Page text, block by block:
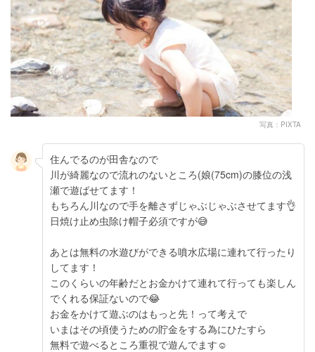
写真：PIXTA
住んでるのが田舎なので
川が綺麗なので流れのないところ(娘(75cm)の膝位の浅
瀬で遊ばせてます！
もちろん川なので手を離さずじゃぶじゃぶさせてます👌
日焼け止め虫除け帽子必須ですが😅
あとは無料の水遊びができる噴水広場に連れて行ったり
してます！
このくらいの年齢だとお金かけて連れて行っても楽しん
でくれる保証ないので😂
お金をかけて遊ぶのはもっと先！って考えで
いまはその頃使うための貯金をする為にひたすら
無料で遊べるところ重視で遊んでます☺️